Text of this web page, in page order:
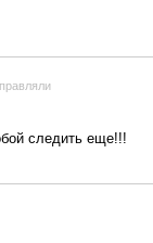
следить еще!!!